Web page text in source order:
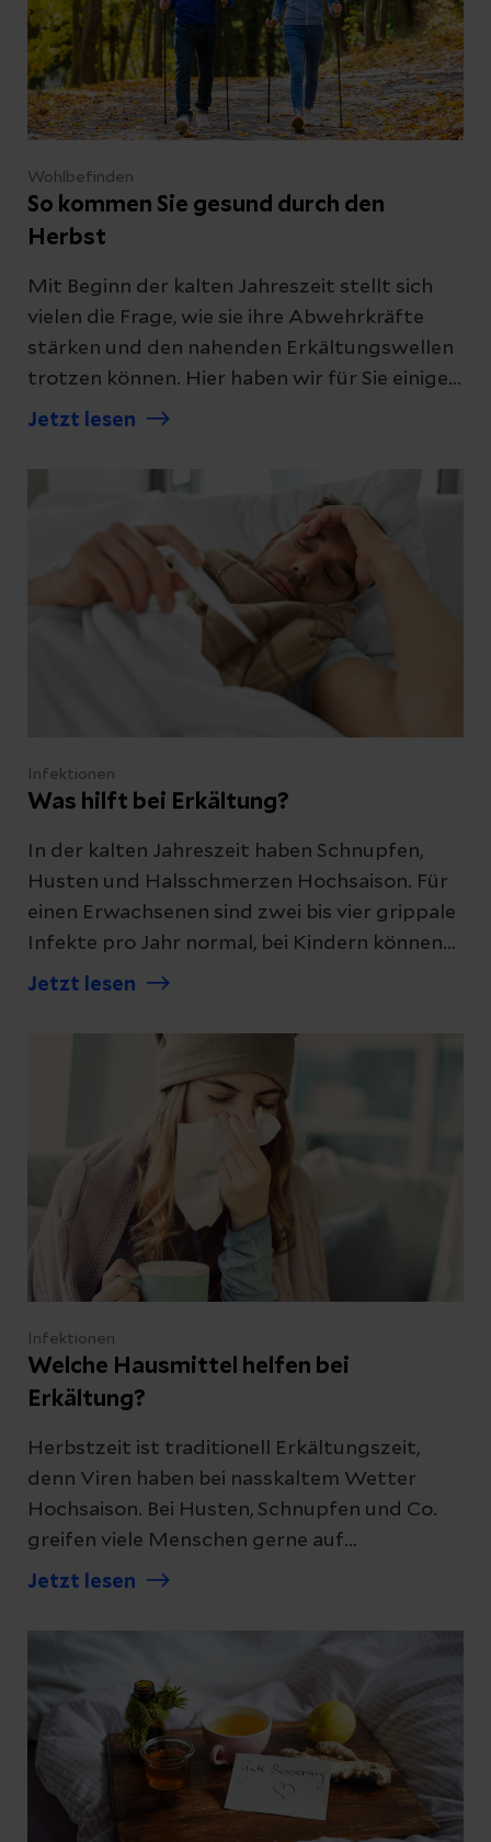
Wohlbefinden
So kommen Sie gesund durch den
Herbst
Mit Beginn der kalten Jahreszeit stellt sich
vielen die Frage, wie sie ihre Abwehrkräfte
stärken und den nahenden Erkältungswellen
trotzen können. Hier haben wir für Sie einige
Tipps zusammengestellt.
Jetzt lesen
Infektionen
Was hilft bei Erkältung?
In der kalten Jahreszeit haben Schnupfen,
Husten und Halsschmerzen Hochsaison. Für
einen Erwachsenen sind zwei bis vier grippale
Infekte pro Jahr normal, bei Kindern können
Erkältungen sogar häufiger auftreten. Woher
Betroffene eine ärztliche Praxis aufsuchen?
Und wie kann man sich vor einer Erkältung
schützen? Wir haben die Antworten.
Jetzt lesen
Infektionen
Welche Hausmittel helfen bei
Erkältung?
Herbstzeit ist traditionell Erkältungszeit,
denn Viren haben bei nasskaltem Wetter
Hochsaison. Bei Husten, Schnupfen und Co.
greifen viele Menschen gerne auf
altbewährte Hausmittel zurück. Doch hilft
heiße Milch mit Honig die Stimme
der Hausapotheke auf den Prüfstand.
Jetzt lesen